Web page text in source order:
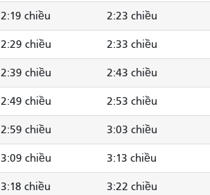
2:19 chiều 2:23 chiều
2:29 chiều 2:33 chiều
2:39 chiều 2:43 chiều
2:49 chiều 2:53 chiều
2:59 chiều 3:03 chiều
3:09 chiều 3:13 chiều
3:18 chiều 3:22 chiều